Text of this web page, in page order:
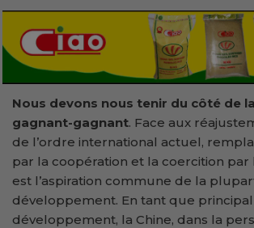
Nous devons nous tenir du côté de
gagnant-gagnant. Face aux
de l’ordre international actuel,
par la coopération et la coercition par
est l’aspiration commune de la
développement. En tant que principal
développement, la Chine, dans la